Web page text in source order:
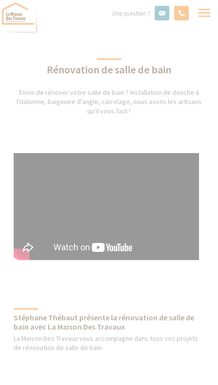
Une question ?
Rénovation de salle de bain
Envie de rénover votre salle de bain ? Installation de douche à
l'italienne, baignoire d'angle, carrelage, nous avons les artisans
qu'il vous faut !
Stéphane Thébaut présente la rénovation de salle de
bain avec La Maison Des Travaux
La Maison Des Travaux vous accompagne dans tous vos projets
de rénovation de salle de bain